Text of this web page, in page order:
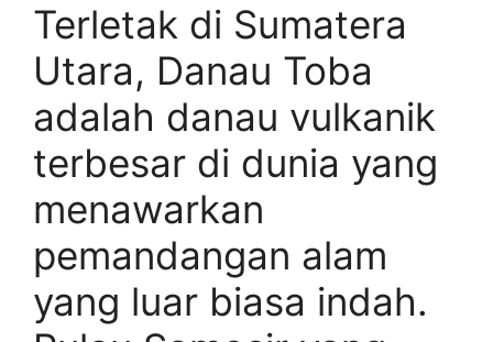
Terletak di Sumatera
Utara, Danau Toba
adalah danau vulkanik
terbesar di dunia yang
menawarkan
pemandangan alam
yang luar biasa indah.